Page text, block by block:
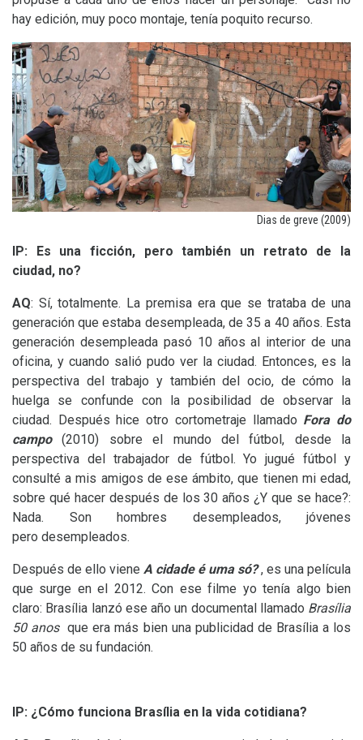
hay edición, muy poco montaje, tenía poquito recurso.
Dias de greve (2009)
IP: Es una ficción, pero también un retrato de la
ciudad, no?
AQ: Sí, totalmente. La premisa era que se trataba de una
generación que estaba desempleada, de 35 a 40 años. Esta
generación desempleada pasó 10 años al interior de una
oficina, y cuando salió pudo ver la ciudad. Entonces, es la
perspectiva del trabajo y también del ocio, de cómo la
huelga se confunde con la posibilidad de observar la
ciudad. Después hice otro cortometraje llamado Fora do
campo(2010) sobre el mundo del fútbol, desde la
perspectiva del trabajador de fútbol. Yo jugué fútbol y
consulté a mis amigos de ese ámbito, que tienen mi edad,
sobre qué hacer después de los 30 años ¿Y que se hace?:
Nada. Son hombres desempleados, jóvenes
pero desempleados.
Después de ello viene A cidade é uma só?, es una película
que surge en el 2012. Con ese filme yo tenía algo bien
claro: Brasília lanzó ese año un documental llamado Brasília
50 anos que era más bien una publicidad de Brasília a los
50 años de su fundación.
IP: ¿Cómo funciona Brasília en la vida cotidiana?